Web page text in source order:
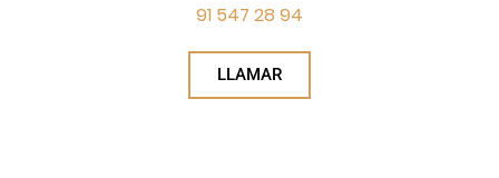
91 547 28 94
LLAMAR